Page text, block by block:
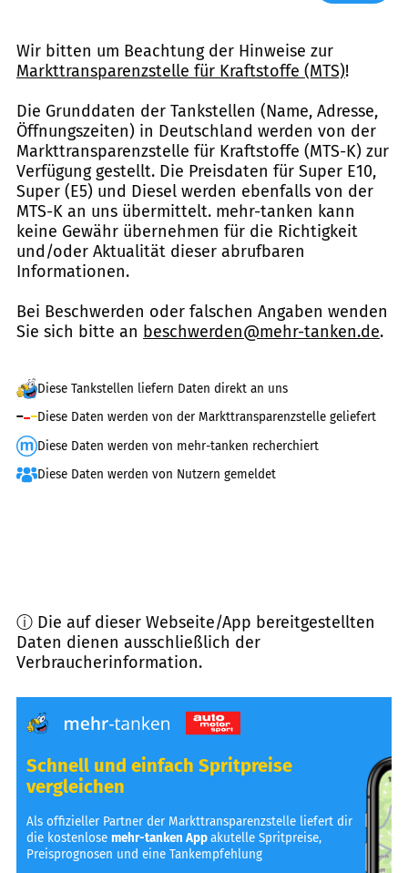
Wir bitten um Beachtung der Hinweise zur
Markttransparenzstelle für Kraftstoffe (MTS)!
Die Grunddaten der Tankstellen (Name, Adresse,
Öffnungszeiten) in Deutschland werden von der
Markttransparenzstelle für Kraftstoffe (MTS-K) zur
Verfügung gestellt. Die Preisdaten für Super E10,
Super (E5) und Diesel werden ebenfalls von der
MTS-K an uns übermittelt. mehr-tanken kann
keine Gewähr übernehmen für die Richtigkeit
und/oder Aktualität dieser abrufbaren
Informationen.
Bei Beschwerden oder falschen Angaben wenden
Sie sich bitte an beschwerden@mehr-tanken.de.
Diese Tankstellen liefern Daten direkt an uns
Diese Daten werden von der Markttransparenzstelle geliefert
Diese Daten werden von mehr-tanken recherchiert
Diese Daten werden von Nutzern gemeldet
ⓘ Die auf dieser Webseite/App bereitgestellten
Daten dienen ausschließlich der
Verbraucherinformation.
Schnell und einfach Spritpreise
vergleichen
Als offizieller Partner der Markttransparenzstelle liefert dir
die kostenlosemehr-tanken Appakutelle Spritpreise,
Preisprognosen und eine Tankempfehlung